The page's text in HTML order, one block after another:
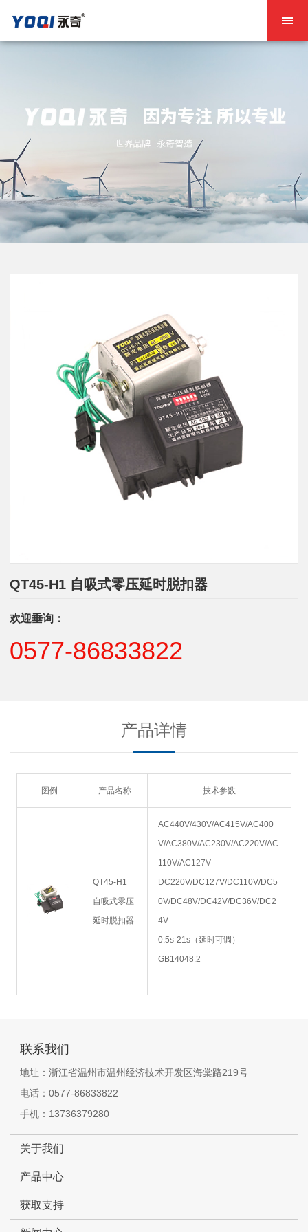
QT45-H1 自吸式零压延时脱扣器
欢迎垂询：
0577-86833822
产品详情
图例 产品名称 技术参数
QT45-H1
自吸式零压
延时脱扣器
AC440V/430V/AC415V/AC400
V/AC380V/AC230V/AC220V/AC
110V/AC127V
DC220V/DC127V/DC110V/DC5
0V/DC48V/DC42V/DC36V/DC2
4V
0.5s-21s（延时可调）
GB14048.2
联系我们
地址：浙江省温州市温州经济技术开发区海棠路219号
电话：0577-86833822
手机：13736379280
关于我们
产品中心
获取支持